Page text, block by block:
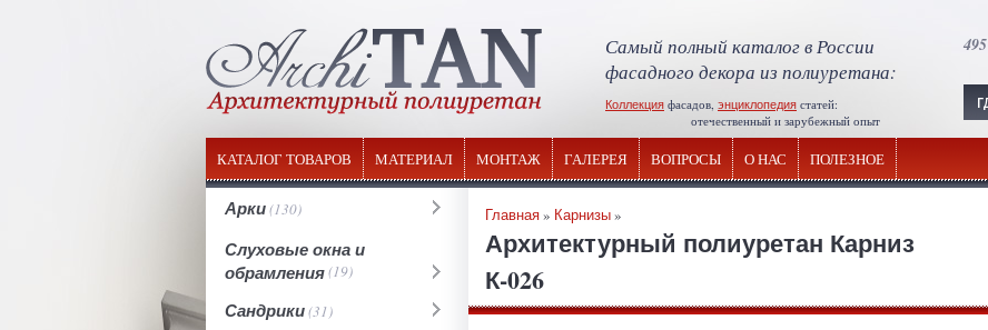
Самый полный каталог в России
фасадного декора из полиуретана:
Коллекция фасадов, энциклопедия статей:
отечественный и зарубежный опыт
495
КАТАЛОГ ТОВАРОВ МАТЕРИАЛ МОНТАЖ ГАЛЕРЕЯ ВОПРОСЫ О НАС ПОЛЕЗНОЕ
Арки(130)
Слуховые окна и
обрамления(19)
Сандрики(31)
Главная» Карнизы»
Архитектурный полиуретан Карниз
К-026